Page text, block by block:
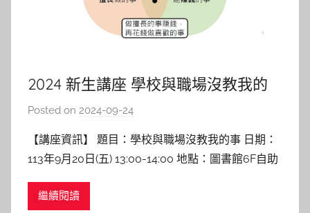
2024 新生講座 學校與職場沒教我的
事
Posted on 2024-09-24
c
h
【講座資訊】 題目：學校與職場沒教我的事 日期：
113年9月20日(五) 13:00-14:00 地點：圖書館6F自助
【講座紀實】 劉老師的經歷與反思 劉老師分享其豐
繼續閱讀